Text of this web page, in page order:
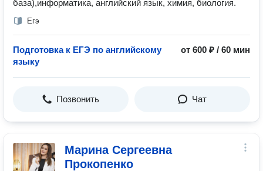
база),информатика, английский язык, химия, биология.
Егэ
Подготовка к ЕГЭ по английскому
языку
от 600 ₽ / 60 мин
Позвонить Чат
Марина Сергеевна
Прокопенко